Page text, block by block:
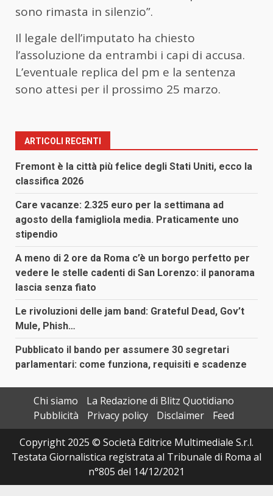
sono rimasta in silenzio”.
Il legale dell’imputato ha chiesto
l’assoluzione da entrambi i capi di accusa.
L’eventuale replica del pm e la sentenza
sono attesi per il prossimo 25 marzo.
ARTICOLI RECENTI
Fremont è la città più felice degli Stati Uniti, ecco la
classifica 2026
Care vacanze: 2.325 euro per la settimana ad
agosto della famigliola media. Praticamente uno
stipendio
A meno di 2 ore da Roma c’è un borgo perfetto per
vedere le stelle cadenti di San Lorenzo: il panorama
lascia senza fiato
Le rivoluzioni delle jam band: Grateful Dead, Gov’t
Mule, Phish…
Pubblicato il bando per assumere 30 segretari
parlamentari: come funziona, requisiti e scadenze
Chi siamo
La Redazione di Blitz Quotidiano
Pubblicità
Privacy policy Disclaimer
Feed
Copyright 2025 © Società Editrice Multimediale S.r.l.
Testata Giornalistica registrata al Tribunale di Roma al
n°805 del 14/12/2021